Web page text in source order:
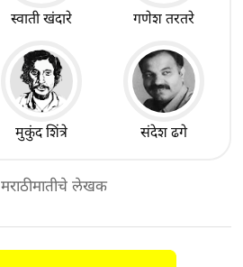
स्वाती खंदारे गणेश तरतरे
मुकुंद शिंत्रे संदेश ढगे
मराठीमातीचे लेखक